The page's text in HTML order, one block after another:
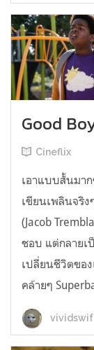
Good
Cineflix
เอาแบบสั้นมา
เขียนเพลินจริ
(Jacob
ชอบ แต่กลายเ
เปลี่ยนชีวิตขอ
คล้ายๆ